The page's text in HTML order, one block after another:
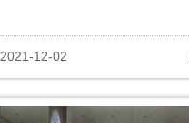
2021-12-02